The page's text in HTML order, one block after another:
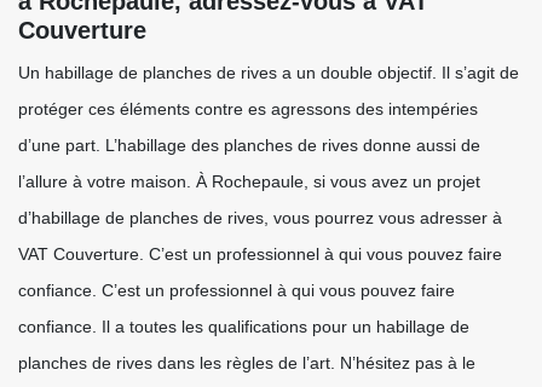
Couverture
Un habillage de planches de rives a un double objectif. Il s’agit de
protéger ces éléments contre es agressons des intempéries
d’une part. L’habillage des planches de rives donne aussi de
l’allure à votre maison. À Rochepaule, si vous avez un projet
d’habillage de planches de rives, vous pourrez vous adresser à
VAT Couverture. C’est un professionnel à qui vous pouvez faire
confiance. C’est un professionnel à qui vous pouvez faire
confiance. Il a toutes les qualifications pour un habillage de
planches de rives dans les règles de l’art. N’hésitez pas à le